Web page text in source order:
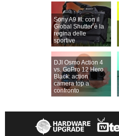
Sony A9 III: con il
Global Shutter è la
regina delle
sportive
DJI Osmo Action 4
vs. GoPro 12 Hero
Black: action
camera top a
confronto